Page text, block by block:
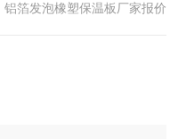
铝箔发泡橡塑保温板厂家报价